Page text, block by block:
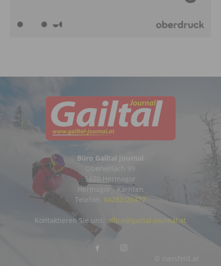
Büro Gailtal Journal
Obervellach 99
9620 Hermagor
Hermagor - Kärnten
Telefon: 04282/20472
© nassfeld.at
Kontaktieren Sie uns: office@gailtal-journal.at